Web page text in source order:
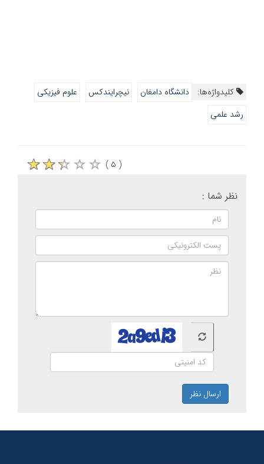
کلیدواژه‌ها: دانشگاه دامغان نیچرایندکس
علوم فیزیکی
رشد علمی
( ۵ )
نظر شما :
ارسال نظر